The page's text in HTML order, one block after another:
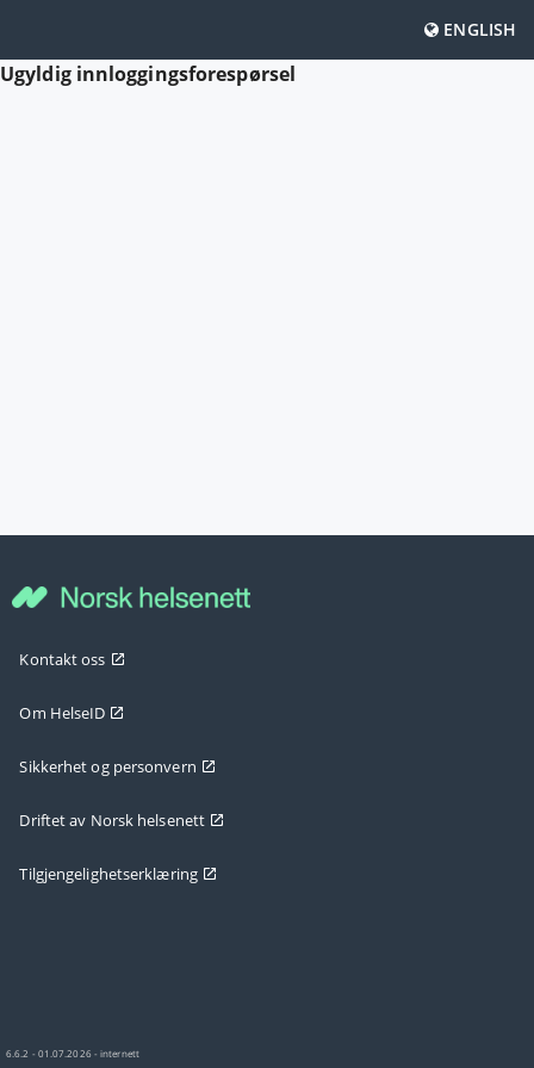
ENGLISH
Ugyldig innloggingsforespørsel
Kontakt oss
Om HelseID
Sikkerhet og personvern
Driftet av Norsk helsenett
Tilgjengelighetserklæring
6.6.2 - 01.07.2026 - internett